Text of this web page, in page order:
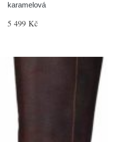
karamelová
5 499 Kč